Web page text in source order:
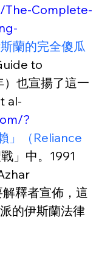
The-Complete-
蘭的完全傻瓜
to
也宣揚了這一
al-
?
」（Reliance
」中。1991
釋者宣佈，這
的伊斯蘭法律